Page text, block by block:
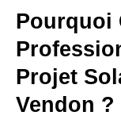
Pourquoi
Projet
Vendon ?